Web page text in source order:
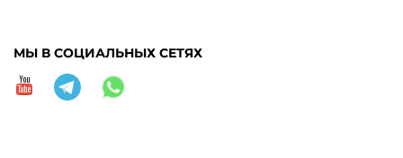
МЫ В СОЦИАЛЬНЫХ СЕТЯХ